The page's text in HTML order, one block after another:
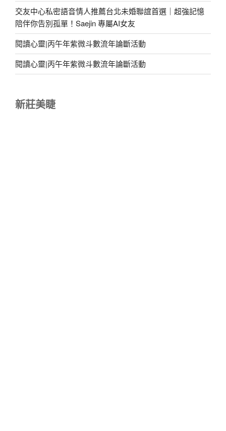
交友中心私密語音情人推薦台北未婚聯誼首選｜超強記憶
陪伴你告別孤單！Saejin 專屬AI女友
閱讀心靈|丙午年紫微斗數流年論斷活動
閱讀心靈|丙午年紫微斗數流年論斷活動
新莊美睫